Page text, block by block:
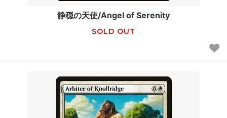
静穏の天使/Angel of Serenity
SOLD OUT